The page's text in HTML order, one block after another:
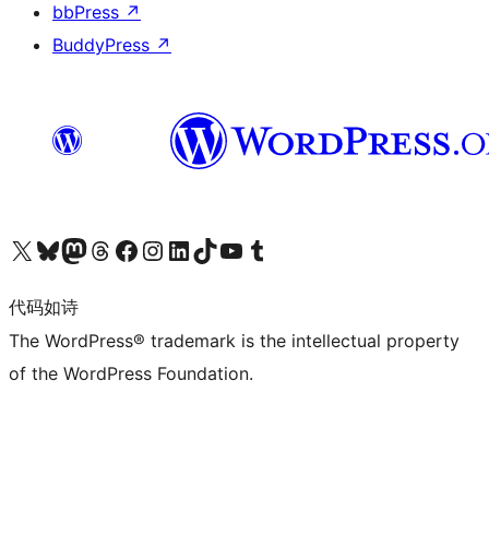
bbPress ↗
BuddyPress ↗
关注我们的 X（原 Twitter）账号访问我们的 Bluesky 账号关注我们的 Mastodon 账号访问我们的 Threads 账号 访问我们的 Facebook 公共主页关注我们的 Instagram 账号 关注我们的 LinkedIn 主页访问我们的 TikTok 账号访问我们的 YouTube 频道 访问我们的 Tumblr 账号
代码如诗
The WordPress® trademark is the intellectual property
of the WordPress Foundation.